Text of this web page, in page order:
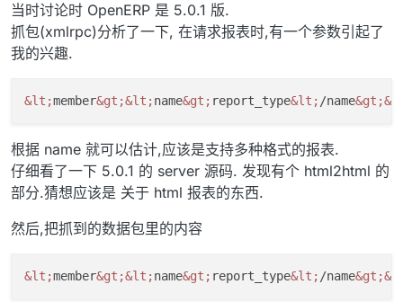
当时讨论时 OpenERP 是 5.0.1 版.
抓包(xmlrpc)分析了一下, 在请求报表时,有一个参数引起了
我的兴趣.
&lt;member&gt;&lt;name&gt; report_type&lt;/name&gt;
根据 name 就可以估计,应该是支持多种格式的报表.
仔细看了一下 5.0.1 的 server 源码. 发现有个 html2html 的
部分.猜想应该是 关于 html 报表的东西.
然后,把抓到的数据包里的内容
&lt;member&gt;&lt;name&gt; report_type&lt;/name&gt;